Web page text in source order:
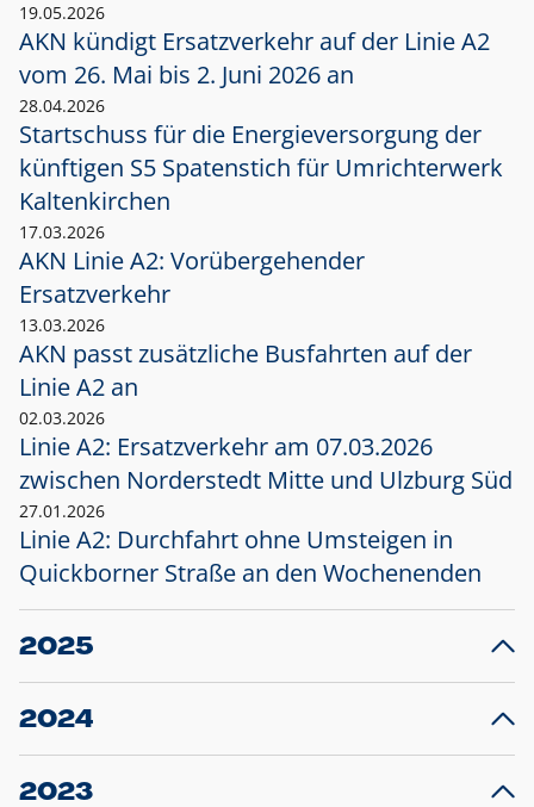
19.05.2026
AKN kündigt Ersatzverkehr auf der Linie A2
vom 26. Mai bis 2. Juni 2026 an
28.04.2026
Startschuss für die Energieversorgung der
künftigen S5 Spatenstich für Umrichterwerk
Kaltenkirchen
17.03.2026
AKN Linie A2: Vorübergehender
Ersatzverkehr
13.03.2026
AKN passt zusätzliche Busfahrten auf der
Linie A2 an
02.03.2026
Linie A2: Ersatzverkehr am 07.03.2026
zwischen Norderstedt Mitte und Ulzburg Süd
27.01.2026
Linie A2: Durchfahrt ohne Umsteigen in
Quickborner Straße an den Wochenenden
2025
23.12.2025
Projekt S5: Start der Bauarbeiten am
2024
10.12.2024
Großprojekt S5: Sperrung der Bahnstraße in
2023